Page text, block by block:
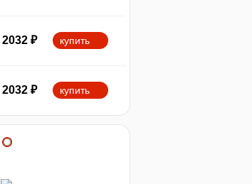
2032 ₽ купить
2032 ₽ купить